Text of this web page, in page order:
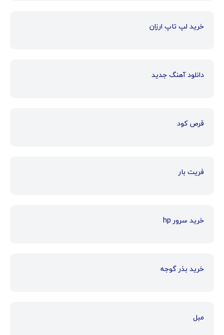
خرید لپ تاپ ارزان
دانلود آهنگ جدید
قرص کود
فریت بار
خرید سرور hp
خرید بذر گوجه
مبل